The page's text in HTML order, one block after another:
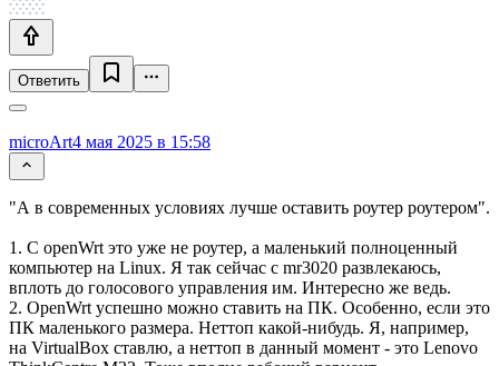
Ответить
microArt4 мая 2025 в 15:58
"А в современных условиях лучше оставить роутер роутером".
1. С openWrt это уже не роутер, а маленький полноценный
компьютер на Linux. Я так сейчас с mr3020 развлекаюсь,
вплоть до голосового управления им. Интересно же ведь.
2. OpenWrt успешно можно ставить на ПК. Особенно, если это
ПК маленького размера. Неттоп какой-нибудь. Я, например,
на VirtualBox ставлю, а неттоп в данный момент - это Lenovo